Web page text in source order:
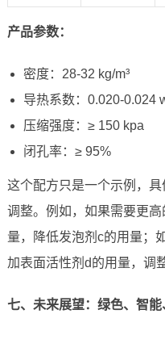
产品参数：
密度：28-32 kg/m³
导热系数：0.020-0.024
压缩强度：≥ 150 kpa
闭孔率：≥ 95%
这个配方只是一个示例，
调整。例如，如果需要更
量，降低发泡剂c的用量；
加表面活性剂d的用量，调
七、未来展望：绿色、智能